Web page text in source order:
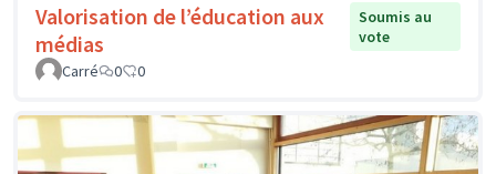
Valorisation de l’éducation aux
médias
Soumis au
vote
Carré
0 0